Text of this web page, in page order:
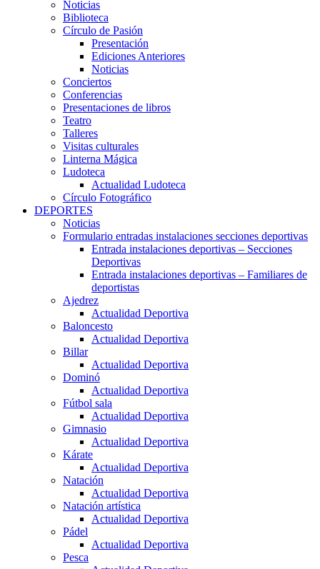
Noticias
Biblioteca
Círculo de Pasión
Presentación
Ediciones Anteriores
Noticias
Conciertos
Conferencias
Presentaciones de libros
Teatro
Talleres
Visitas culturales
Linterna Mágica
Ludoteca
Actualidad Ludoteca
Círculo Fotográfico
DEPORTES
Noticias
Formulario entradas instalaciones secciones deportivas
Entrada instalaciones deportivas – Secciones
Deportivas
Entrada instalaciones deportivas – Familiares de
deportistas
Ajedrez
Actualidad Deportiva
Baloncesto
Actualidad Deportiva
Billar
Actualidad Deportiva
Dominó
Actualidad Deportiva
Fútbol sala
Actualidad Deportiva
Gimnasio
Actualidad Deportiva
Kárate
Actualidad Deportiva
Natación
Actualidad Deportiva
Natación artística
Actualidad Deportiva
Pádel
Actualidad Deportiva
Pesca